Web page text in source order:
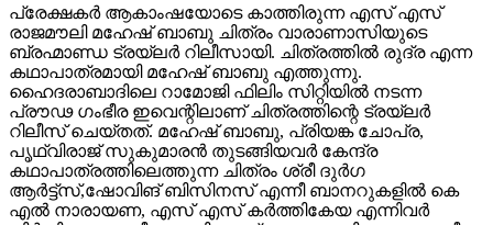
റിലീസ് ചെയ്തത്. മഹേഷ് ബാബു, പ്രിയങ്ക ചോപ്ര,
പൃഥ്വിരാജ് സുകുമാരൻ തുടങ്ങിയവർ കേന്ദ്ര
കഥാപാത്രത്തിലെത്തുന്ന ചിത്രം ശ്രീ ദുർഗ
ആർട്ട്സ്,ഷോവിങ് ബിസിനസ് എന്നീ ബാനറുകളിൽ കെ
എൽ നാരായണ, എസ് എസ് കർത്തികേയ എന്നിവർ
നിർമ്മിക്കുന്നു. കീരവാണിയാണ് വാരണാസിയുടെ സംഗീത
സംവിധാനം നിർവഹിക്കുന്നത്.
മണിക്കൂറുകൾക്കുള്ളിൽ അഞ്ചു മില്യണിൽപ്പരം
കാഴ്ചക്കാരുമായി ട്രയ്ലർ ലോകവ്യാപകമായി
ട്രെൻഡിങ്ങിൽ മുന്നിലാണ്.